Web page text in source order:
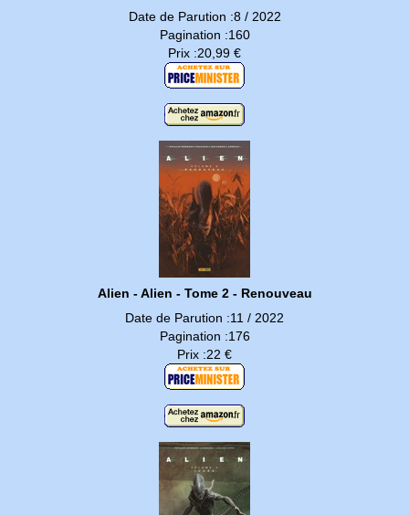
Date de Parution :8 / 2022
Pagination :160
Prix :20,99 €
Alien - Alien - Tome 2 - Renouveau
Date de Parution :11 / 2022
Pagination :176
Prix :22 €